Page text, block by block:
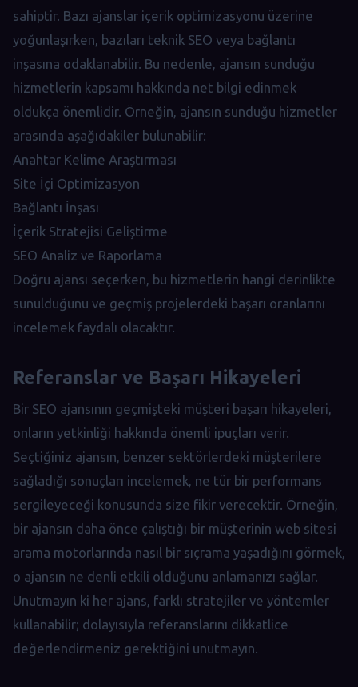
sahiptir. Bazı ajanslar içerik optimizasyonu üzerine
yoğunlaşırken, bazıları teknik SEO veya bağlantı
inşasına odaklanabilir. Bu nedenle, ajansın sunduğu
hizmetlerin kapsamı hakkında net bilgi edinmek
oldukça önemlidir. Örneğin, ajansın sunduğu hizmetler
arasında aşağıdakiler bulunabilir:
Anahtar Kelime Araştırması
Site İçi Optimizasyon
Bağlantı İnşası
İçerik Stratejisi Geliştirme
SEO Analiz ve Raporlama
Doğru ajansı seçerken, bu hizmetlerin hangi derinlikte
sunulduğunu ve geçmiş projelerdeki başarı oranlarını
incelemek faydalı olacaktır.
Referanslar ve Başarı Hikayeleri
Bir SEO ajansının geçmişteki müşteri başarı hikayeleri,
onların yetkinliği hakkında önemli ipuçları verir.
Seçtiğiniz ajansın, benzer sektörlerdeki müşterilere
sağladığı sonuçları incelemek, ne tür bir performans
sergileyeceği konusunda size fikir verecektir. Örneğin,
bir ajansın daha önce çalıştığı bir müşterinin web sitesi
arama motorlarında nasıl bir sıçrama yaşadığını görmek,
o ajansın ne denli etkili olduğunu anlamanızı sağlar.
Unutmayın ki her ajans, farklı stratejiler ve yöntemler
kullanabilir; dolayısıyla referanslarını dikkatlice
değerlendirmeniz gerektiğini unutmayın.